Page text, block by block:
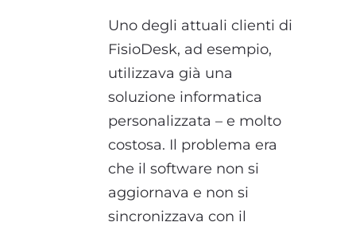
Uno degli attuali clienti di
FisioDesk, ad esempio,
utilizzava già una
soluzione informatica
personalizzata – e molto
costosa. Il problema era
che il software non si
aggiornava e non si
sincronizzava con il